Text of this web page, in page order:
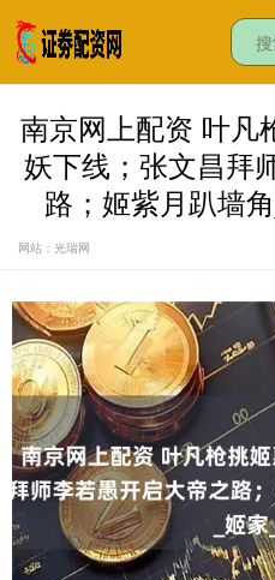
南京网上配资 叶凡
妖下线；张文昌拜
路；姬紫月趴墙
网站：光瑞网